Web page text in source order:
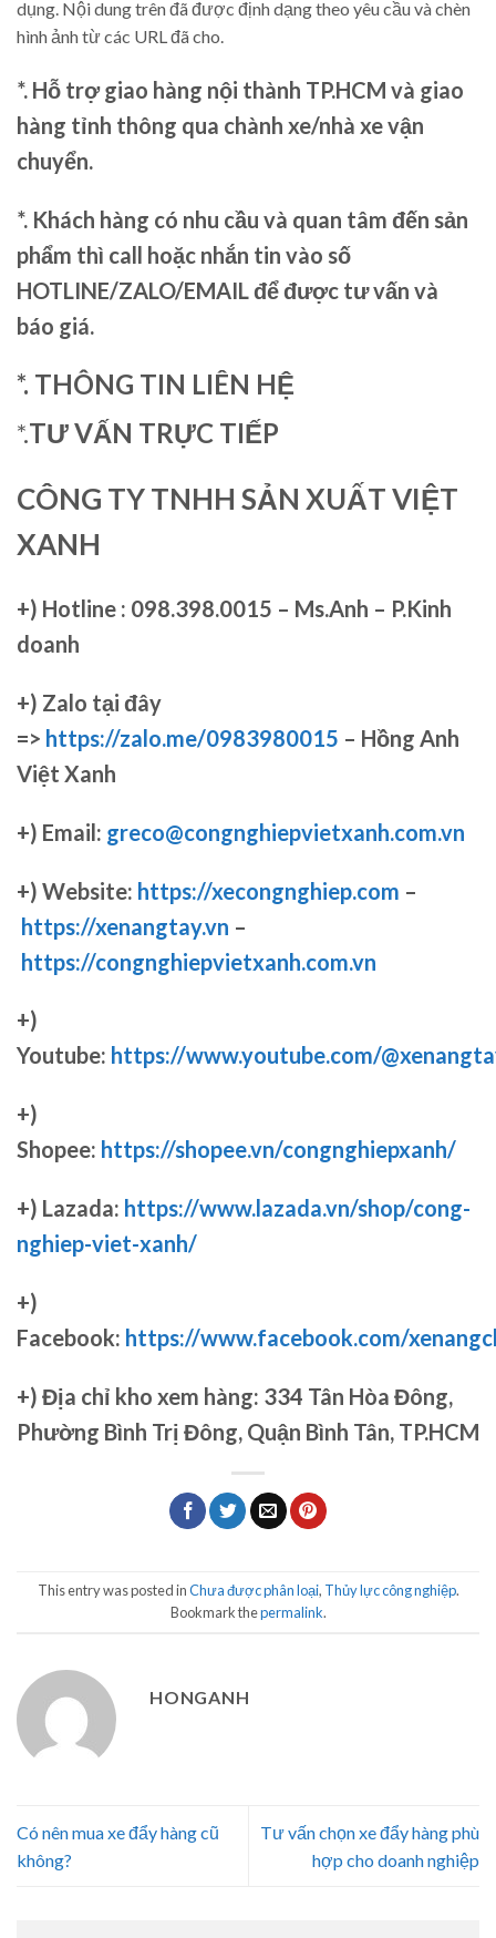
dụng. Nội dung trên đã được định dạng theo yêu cầu và chèn
hình ảnh từ các URL đã cho.
*. Hỗ trợ giao hàng nội thành TP.HCM và giao
hàng tỉnh thông qua chành xe/nhà xe vận
chuyển.
*. Khách hàng có nhu cầu và quan tâm đến sản
phẩm thì call hoặc nhắn tin vào số
HOTLINE/ZALO/EMAIL để được tư vấn và
báo giá.
*. THÔNG TIN LIÊN HỆ
*.TƯ VẤN TRỰC TIẾP
CÔNG TY TNHH SẢN XUẤT VIỆT
XANH
+) Hotline : 098.398.0015 – Ms.Anh – P.Kinh
doanh
+) Zalo tại đây
=> https://zalo.me/0983980015 – Hồng Anh
Việt Xanh
+) Email: greco@congnghiepvietxanh.com.vn
+) Website: https://xecongnghiep.com –
https://xenangtay.vn –
https://congnghiepvietxanh.com.vn
+)
Youtube: https://www.youtube.com/
+)
Shopee: https://shopee.vn/congnghiepxanh/
+) Lazada: https://www.lazada.vn/shop/cong-
nghiep-viet-xanh/
+)
Facebook: https://www.facebook.com/
+) Địa chỉ kho xem hàng: 334 Tân Hòa Đông,
Phường Bình Trị Đông, Quận Bình Tân, TP.HCM
This entry was posted inChưa được phân loại, Thủy lực công nghiệp.
Bookmark thepermalink.
HONGANH
Có nên mua xe đẩy hàng cũ
không?
Tư vấn chọn xe đẩy hàng phù
hợp cho doanh nghiệp